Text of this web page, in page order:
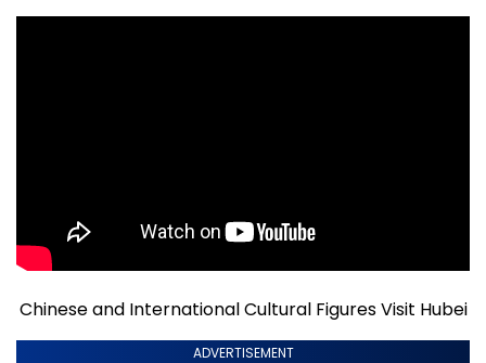
Chinese and International Cultural Figures Visit Hubei
ADVERTISEMENT